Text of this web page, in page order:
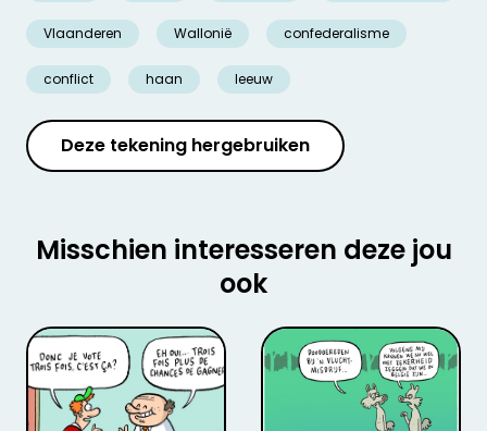
Vlaanderen Wallonië confederalisme
conflict haan leeuw
Deze tekening hergebruiken
Misschien interesseren deze jou
ook